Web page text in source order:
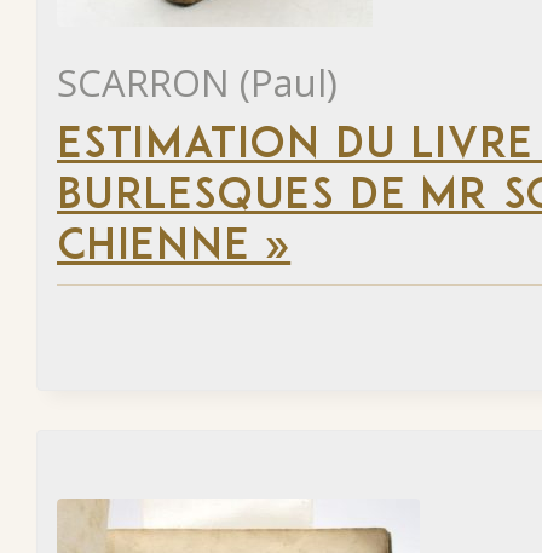
SCARRON (Paul)
ESTIMATION DU
BURLESQUES DE MR
CHIENNE »